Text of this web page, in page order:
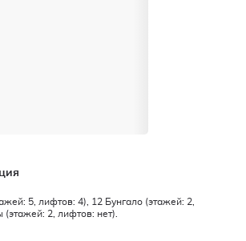
5, лифтов: 4), 12 Бунгало (этажей: 2,
2, лифтов: нет).